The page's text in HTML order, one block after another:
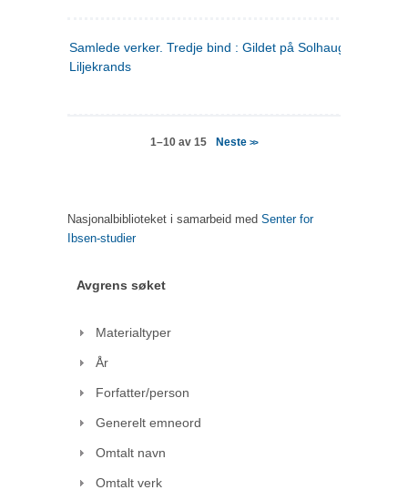
Samlede verker. Tredje bind : Gildet på Solhaug ; Olaf
Liljekrands
1–10 av 15 Neste>>
Nasjonalbiblioteket i samarbeid med Senter for
Ibsen-studier
Avgrens søket
Materialtyper
År
Forfatter/person
Generelt emneord
Omtalt navn
Omtalt verk